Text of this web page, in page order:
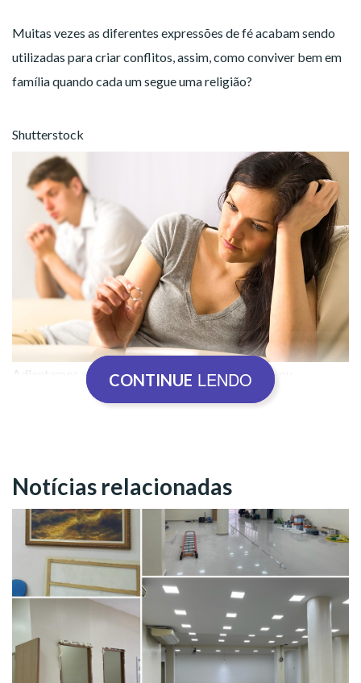
Muitas vezes as diferentes expressões de fé acabam sendo
utilizadas para criar conflitos, assim, como conviver bem em
família quando cada um segue uma religião?
Shutterstock
Adiantamos que, acima de tudo, nenhuma crença ou
descrença deve ser vista como fator de discórdia ou exclusão,
Título, aliás, de importantíssimo artigo escrito pelo autor na
década de 1980 e que integra o estudo daPalestra
Ecumênica
que a Religião Divina realizará na próximasexta-
feira, 22 de janeiro, às 19h, em seu
canal no YouTube.
Esteja conosco, acompanhando e interagindo nesse diálogo
CONTINUE LENDO
Notícias relacionadas